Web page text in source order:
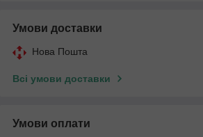
Умови доставки
Нова Пошта
Всі умови доставки
Умови оплати